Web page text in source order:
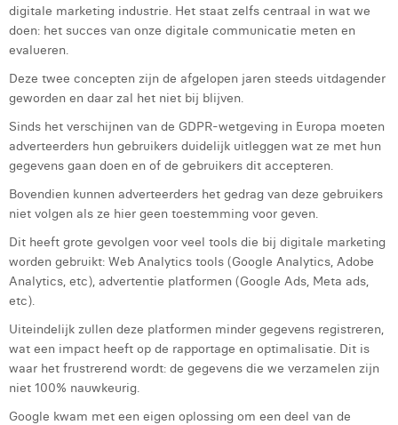
Leonard Dierickx
Linda Kraim
Lisa Protin
Lore Fierens
Lotte Vranckx
Louis Nassogne
Manon Houppertz
Margaux Marien
Margaux Snakkers
Mathias Segers
digitale marketing industrie. Het staat zelfs centraal in wat we
doen: het succes van onze digitale communicatie meten en
evalueren.
Deze twee concepten zijn de afgelopen jaren steeds uitdagender
geworden en daar zal het niet bij blijven.
Sinds het verschijnen van de GDPR-wetgeving in Europa moeten
adverteerders hun gebruikers duidelijk uitleggen wat ze met hun
gegevens gaan doen en of de gebruikers dit accepteren.
Bovendien kunnen adverteerders het gedrag van deze gebruikers
niet volgen als ze hier geen toestemming voor geven.
Dit heeft grote gevolgen voor veel tools die bij digitale marketing
worden gebruikt: Web Analytics tools (Google Analytics, Adobe
Analytics, etc), advertentie platformen (Google Ads, Meta ads,
etc).
Uiteindelijk zullen deze platformen minder gegevens registreren,
wat een impact heeft op de rapportage en optimalisatie. Dit is
waar het frustrerend wordt: de gegevens die we verzamelen zijn
niet 100% nauwkeurig.
Google kwam met een eigen oplossing om een ​​deel van de